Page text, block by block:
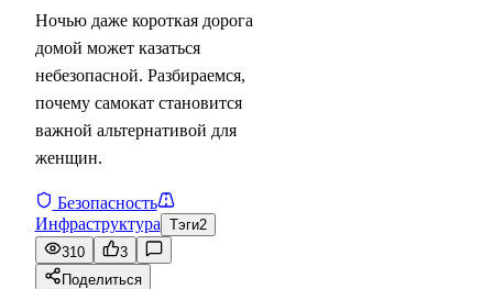
Ночью даже короткая дорога
домой может казаться
небезопасной. Разбираемся,
почему самокат становится
важной альтернативой для
женщин.
Безопасность
Инфраструктура Тэги2
310
3
Поделиться